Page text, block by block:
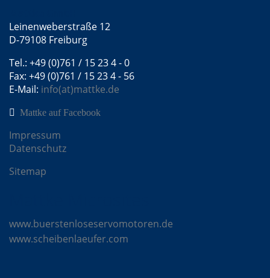
Leinenweberstraße 12
D-79108 Freiburg
Tel.: +49 (0)761 / 15 23 4 - 0
Fax: +49 (0)761 / 15 23 4 - 56
E-Mail: info(at)mattke.de
Mattke auf Facebook
Impressum
Datenschutz
Sitemap
www.buerstenloseservomotoren.de
www.scheibenlaeufer.com